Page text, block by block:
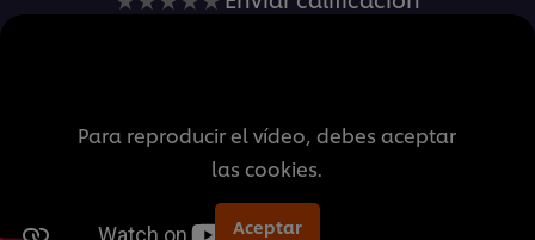
calificaciones
para
este
recipe
Para reproducir el vídeo, debes aceptar
las cookies.
Aceptar